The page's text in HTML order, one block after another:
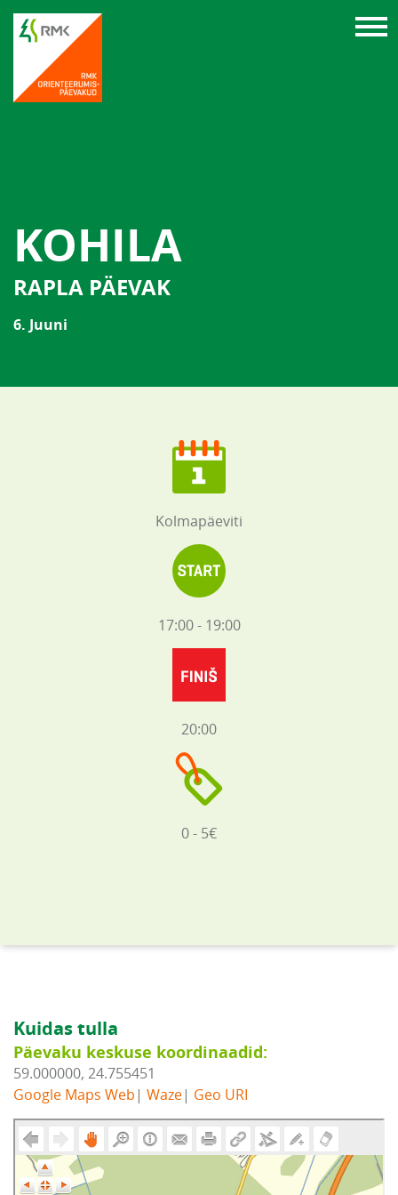
KOHILA
RAPLA PÄEVAK
6. Juuni
Kolmapäeviti
17:00 - 19:00
20:00
0 - 5€
Kuidas tulla
Päevaku keskuse koordinaadid:
59.000000, 24.755451
Google Maps Web | Waze| Geo URI